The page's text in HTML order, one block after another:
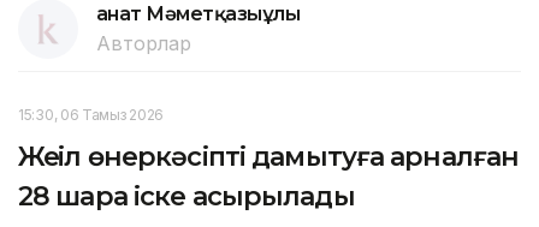
Қанат Мәметқазыұлы
Авторлар
15:30, 06 Тамыз 2026
Жеңіл өнеркәсіпті дамытуға арналған
28 шара іске асырылады